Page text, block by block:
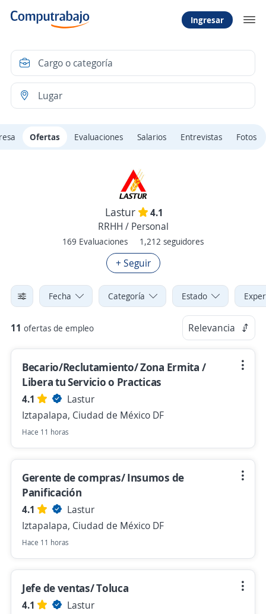
Ingresar
Ofertas Evaluaciones Salarios Entrevistas Fotos
Lastur
4.1
RRHH / Personal
169 Evaluaciones 1,212 seguidores
+ Seguir
Fecha Categoría Estado
11 ofertas de empleo Relevancia
Becario/Reclutamiento/ Zona Ermita /
Libera tu Servicio o Practicas
4.1
Lastur
Iztapalapa, Ciudad de México DF
Hace 11 horas
Gerente de compras/ Insumos de
Panificación
4.1
Lastur
Iztapalapa, Ciudad de México DF
Hace 11 horas
Jefe de ventas/ Toluca
4.1
Lastur